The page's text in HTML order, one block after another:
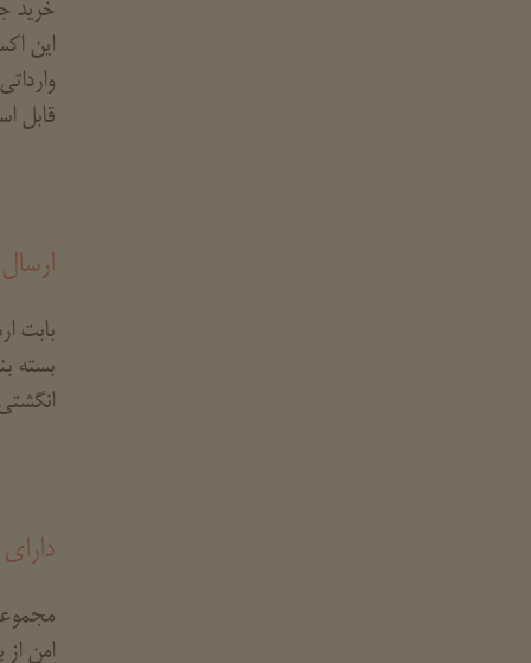
خرید
این
قابل
بابت
بسته
امن